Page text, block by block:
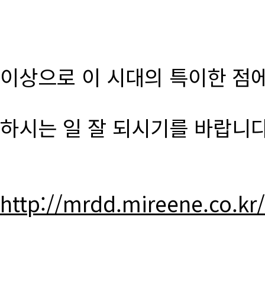
이상으로 이 시대의 특이한 점
하시는 일 잘 되시기를 바랍니
http://